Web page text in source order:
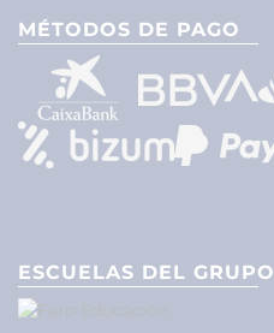
MÉTODOS DE PAGO
ESCUELAS DEL GRUPO